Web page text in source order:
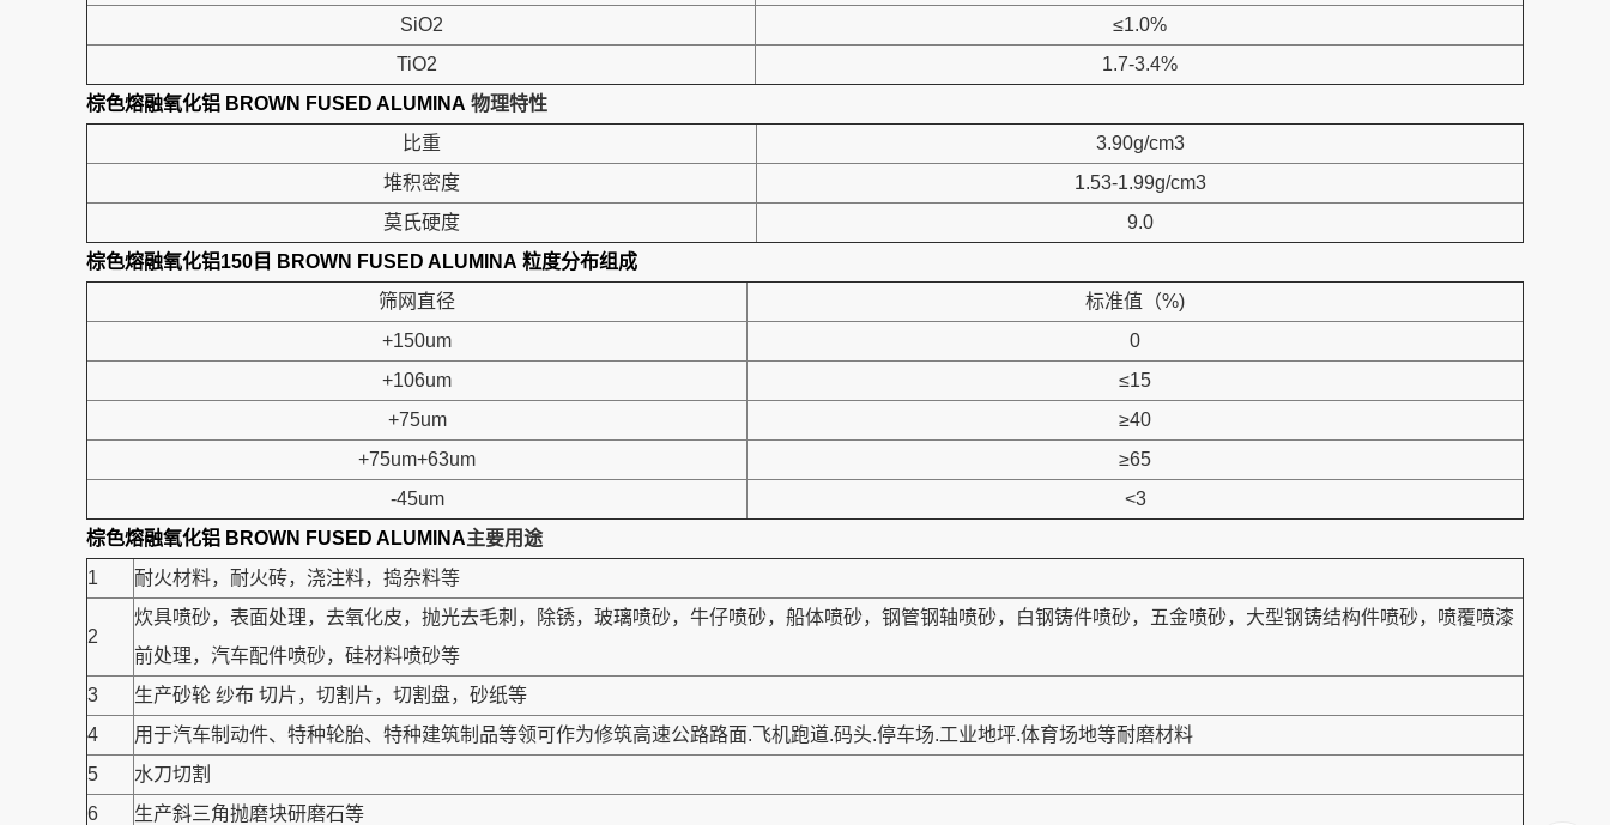
SiO2
≤1.0%
TiO2
1.7-3.4%
棕色熔融氧化铝 BROWN FUSED ALUMINA 物理特性
比重
3.90g/cm3
堆积密度
1.53-1.99g/cm3
莫氏硬度
9.0
棕色熔融氧化铝150目 BROWN FUSED ALUMINA 粒度分布组成
筛网直径
标准值（%)
+150um
0
+106um
≤15
+75um
≥40
+75um+63um
≥65
-45um
<3
棕色熔融氧化铝 BROWN FUSED ALUMINA主要用途
1
耐火材料，耐火砖，浇注料，捣杂料等
2
炊具喷砂，表面处理，去氧化皮，抛光去毛刺，除锈，玻璃喷砂，牛仔喷砂，船体喷砂，钢管钢轴喷砂，白钢铸件喷砂，五金喷砂，大型钢铸结构件喷砂，喷覆喷漆
前处理，汽车配件喷砂，硅材料喷砂等
3
生产砂轮 纱布 切片，切割片，切割盘，砂纸等
4
用于汽车制动件、特种轮胎、特种建筑制品等领可作为修筑高速公路路面.飞机跑道.码头.停车场.工业地坪.体育场地等耐磨材料
5
水刀切割
6
生产斜三角抛磨块研磨石等